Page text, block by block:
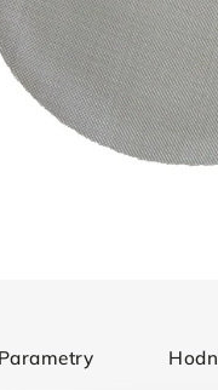
Parametry